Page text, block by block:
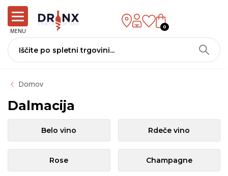
MENU
0
Domov
Dalmacija
Belo vino Rdeče vino
Rose Champagne